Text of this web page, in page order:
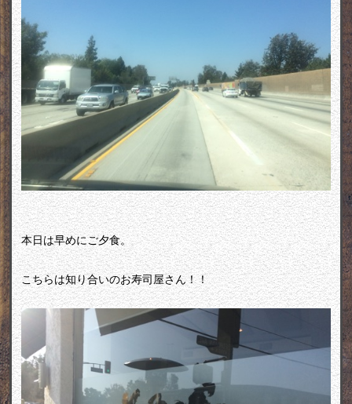
本日は早めにご夕食。
こちらは知り合いのお寿司屋さん！！